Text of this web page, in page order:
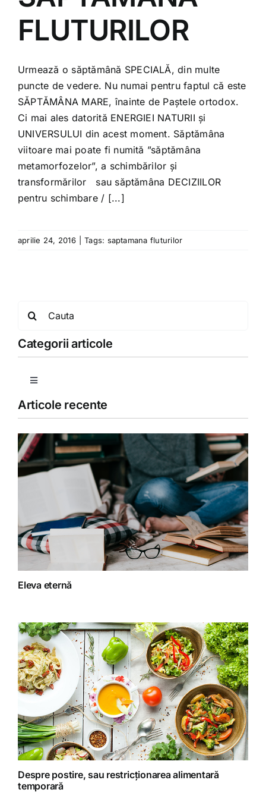
Shop
Tratamente naturale
Iubim fructele
FLUTURILOR
Urmează o săptămână SPECIALĂ, din multe
puncte de vedere. Nu numai pentru faptul că este
SĂPTĂMÂNA MARE, înainte de Paștele ortodox.
Ci mai ales datorită ENERGIEI NATURII și
UNIVERSULUI din acest moment. Săptămâna
viitoare mai poate fi numită ”săptămâna
metamorfozelor”, a schimbărilor și
transformărilor sau săptămâna DECIZIILOR
pentru schimbare / [...]
aprilie 24, 2016 Tags: saptamana fluturilor
Categorii articole
Toggle
Copii
Detoxifiere
Fără categorie
Homeopatie
Retete fructariene
Retete preparate
Retete Raw (nepreparate termic)
Articole recente
Eleva eternă
Despre postire, sau restricționarea alimentară
temporară